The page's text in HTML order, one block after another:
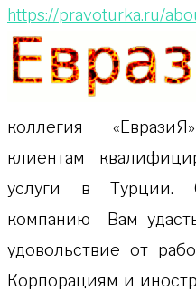
https://pravoturka.ru/
коллeгия
клиентам
услуги в Турции.
компанию Вам
удовольствие от
Корпорациям и